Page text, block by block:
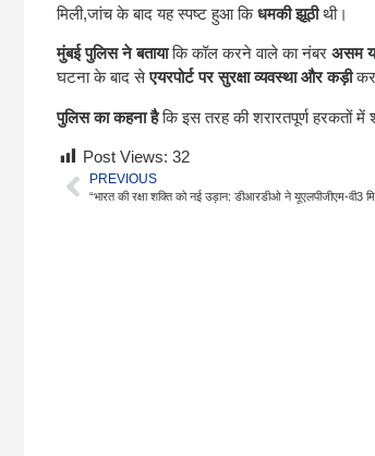
मिली,जांच के बाद यह स्पष्ट हुआ किधमकी झूठीथी।
मुंबई पुलिस ने बतायाकि कॉल करने वाले का नंबर असम
घटना के बाद सेएयरपोर्ट पर सुरक्षा व्यवस्था और कड़ीकर
पुलिस का कहना हैकि इस तरह की शरारतपूर्ण हरकतों में
Post Views: 32
PREVIOUS
“भारत की रक्षा शक्ति को नई उड़ान: डीआरडीओ ने यूएलपीजीएम-वी3